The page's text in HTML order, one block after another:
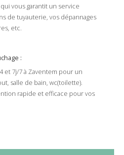
vous garantit un service
de tuyauterie, vos dépannages
, etc.
:
et 7j/7à Zaventem pour un
, salle de bain, wc(toilette).
rapide et efficace pour vos